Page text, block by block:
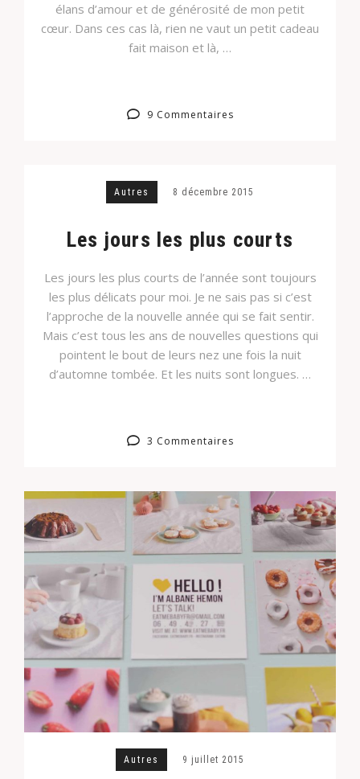
élans d’amour et de générosité de mon petit
cœur. Dans ces cas là, rien ne vaut un petit cadeau
fait maison et là, …
9 Commentaires
Autres 8 décembre 2015
Les jours les plus courts
Les jours les plus courts de l’année sont toujours
les plus délicats pour moi. Je ne sais pas si c’est
l’approche de la nouvelle année qui se fait sentir.
Mais c’est tous les ans de nouvelles questions qui
pointent le bout de leurs nez une fois la nuit
d’automne tombée. Et les nuits sont longues. …
3 Commentaires
Autres 9 juillet 2015